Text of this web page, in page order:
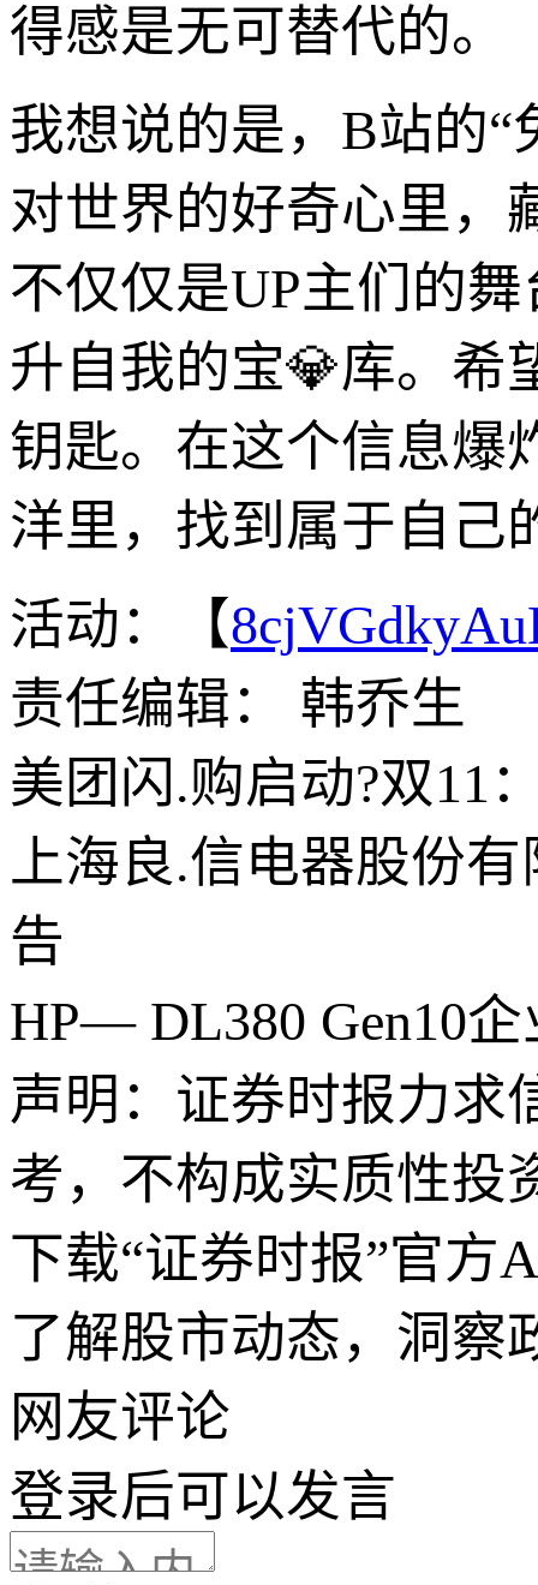
得感是无可替代的。
我想说的是，B站的
对世界的好奇心里，
不仅仅是UP主们的
升自我的宝💎库。希
钥匙。在这个信息爆
洋里，找到属于自己
活动：【
责任编辑： 韩乔生
美团闪.购启动?双11
上海良.信电器股份
告
HP— DL380 Gen10
声明：证券时报力求
考，不构成实质性投
下载“证券时报”官方
了解股市动态，洞察
网友评论
登录后可以发言